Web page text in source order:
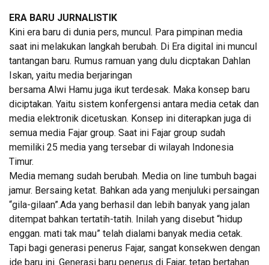
ERA BARU JURNALISTIK
Kini era baru di dunia pers, muncul. Para pimpinan media
saat ini melakukan langkah berubah. Di Era digital ini muncul
tantangan baru. Rumus ramuan yang dulu dicptakan Dahlan
Iskan, yaitu media berjaringan
bersama Alwi Hamu juga ikut terdesak. Maka konsep baru
diciptakan. Yaitu sistem konfergensi antara media cetak dan
media elektronik dicetuskan. Konsep ini diterapkan juga di
semua media Fajar group. Saat ini Fajar group sudah
memiliki 25 media yang tersebar di wilayah Indonesia
Timur.
Media memang sudah berubah. Media on line tumbuh bagai
jamur. Bersaing ketat. Bahkan ada yang menjuluki persaingan
“gila-gilaan”.Ada yang berhasil dan lebih banyak yang jalan
ditempat bahkan tertatih-tatih. Inilah yang disebut “hidup
enggan. mati tak mau” telah dialami banyak media cetak.
Tapi bagi generasi penerus Fajar, sangat konsekwen dengan
ide baru ini. Generasi baru penerus di Fajar, tetap bertahan